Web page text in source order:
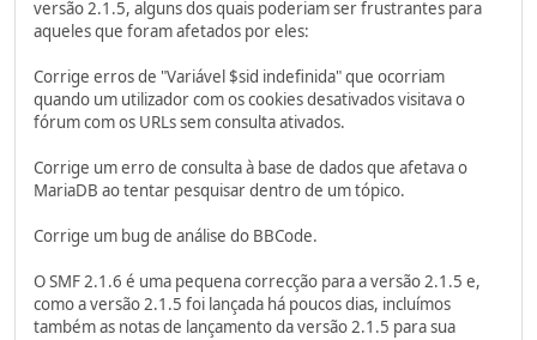
versão 2.1.5, alguns dos quais poderiam ser frustrantes para
aqueles que foram afetados por eles:
Corrige erros de "Variável $sid indefinida" que ocorriam
quando um utilizador com os cookies desativados visitava o
fórum com os URLs sem consulta ativados.
Corrige um erro de consulta à base de dados que afetava o
MariaDB ao tentar pesquisar dentro de um tópico.
Corrige um bug de análise do BBCode.
O SMF 2.1.6 é uma pequena correcção para a versão 2.1.5 e,
como a versão 2.1.5 foi lançada há poucos dias, incluímos
também as notas de lançamento da versão 2.1.5 para sua